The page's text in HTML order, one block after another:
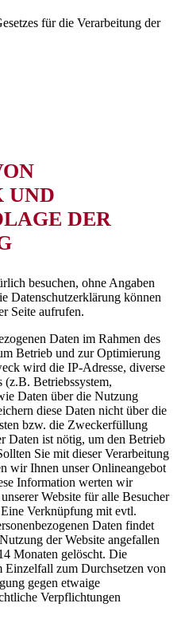
für die Verarbeitung der
UND
DER
besuchen, ohne Angaben
Datenschutzerklärung können
Seite aufrufen.
Daten im Rahmen des
Betrieb und zur Optimierung
wird die IP-Adresse, diverse
(z.B. Betriebssystem,
Daten über die Nutzung
diese Daten nicht über die
bzw. die Zweckerfüllung
Daten ist nötig, um den Betrieb
Sie mit dieser Verarbeitung
wir Ihnen unser Onlineangebot
Information werten wir
Website für alle Besucher
Verknüpfung mit evtl.
Daten findet
der Website angefallen
Monaten gelöscht. Die
Einzelfall zum Durchsetzen von
gegen etwaige
Verpflichtungen